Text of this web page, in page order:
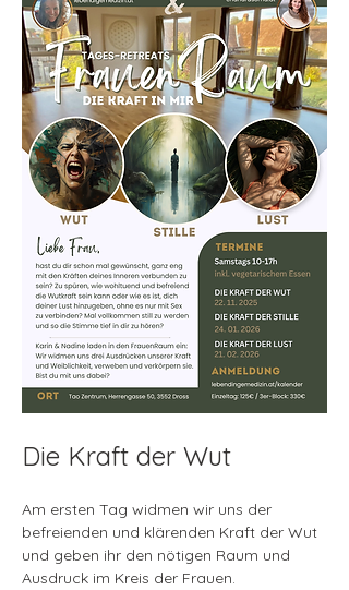
Die Kraft der Wut
Am ersten Tag widmen wir uns der
befreienden und klärenden Kraft der Wut
und geben ihr den nötigen Raum und
Ausdruck im Kreis der Frauen.